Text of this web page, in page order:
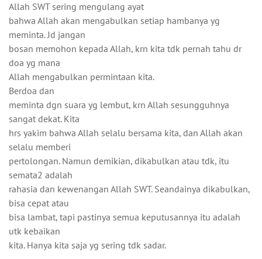
Allah SWT sering mengulang ayat
bahwa Allah akan mengabulkan setiap hambanya yg
meminta. Jd jangan
bosan memohon kepada Allah, krn kita tdk pernah tahu dr
doa yg mana
Allah mengabulkan permintaan kita.
Berdoa dan
meminta dgn suara yg lembut, krn Allah sesungguhnya
sangat dekat. Kita
hrs yakim bahwa Allah selalu bersama kita, dan Allah akan
selalu memberi
pertolongan. Namun demikian, dikabulkan atau tdk, itu
semata2 adalah
rahasia dan kewenangan Allah SWT. Seandainya dikabulkan,
bisa cepat atau
bisa lambat, tapi pastinya semua keputusannya itu adalah
utk kebaikan
kita. Hanya kita saja yg sering tdk sadar.